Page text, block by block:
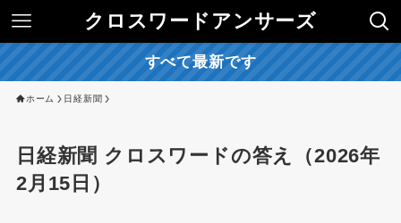
クロスワードアンサーズ
すべて最新です
ホーム 日経新聞
日経新聞 クロスワードの答え（2026年
2月15日）